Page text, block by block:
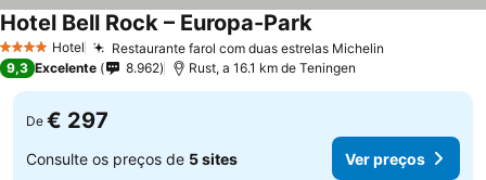
4 EstrelasHotel Restaurante farol com duas estrelas Michelin
Hotel Bell Rock – Europa-ParkVer preços
9,3 Excelente 8.962 Rust, a 16.1 km de Teningen
De € 297
Consulte os preços de 5 sites Ver preços